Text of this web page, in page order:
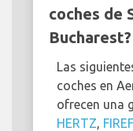
coches de
Bucharest?
Las
coches en
ofrecen una
HERTZ